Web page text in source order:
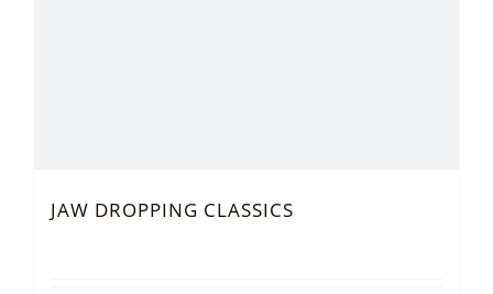
JAW DROPPING CLASSICS